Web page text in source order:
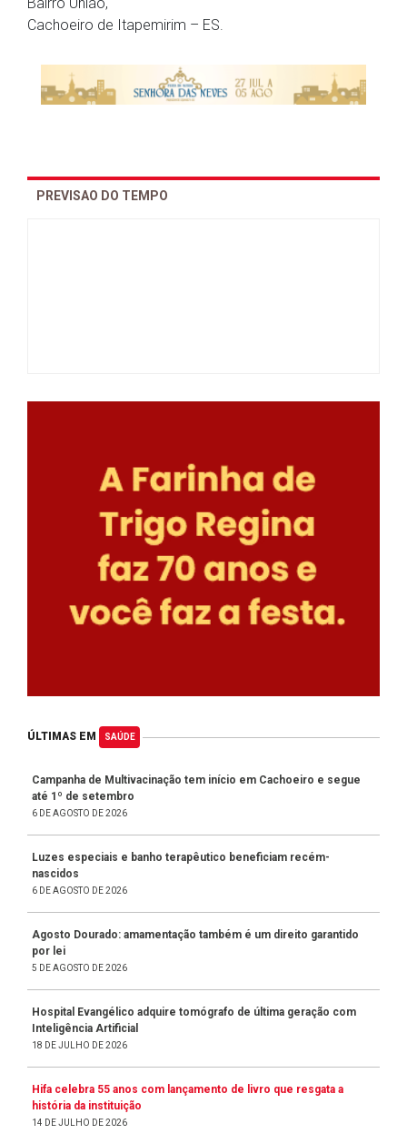
Cachoeiro de Itapemirim – ES.
PREVISAO DO TEMPO
ÚLTIMAS EM SAÚDE
Campanha de Multivacinação tem início em Cachoeiro e segue
até 1º de setembro
6 DE AGOSTO DE 2026
Luzes especiais e banho terapêutico beneficiam recém-
nascidos
6 DE AGOSTO DE 2026
Agosto Dourado: amamentação também é um direito garantido
por lei
5 DE AGOSTO DE 2026
Hospital Evangélico adquire tomógrafo de última geração com
Inteligência Artificial
18 DE JULHO DE 2026
Hifa celebra 55 anos com lançamento de livro que resgata a
história da instituição
14 DE JULHO DE 2026